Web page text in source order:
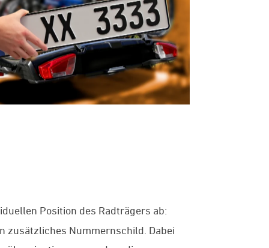
Position des Radträgers ab:
zusätzliches Nummernschild. Dabei